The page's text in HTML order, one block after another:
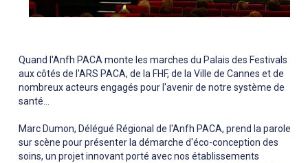
Quand l'Anfh PACA monte les marches du Palais des Festivals
aux côtés de l'ARS PACA, de la FHF, de la Ville de Cannes et de
nombreux acteurs engagés pour l'avenir de notre système de
santé...
Marc Dumon, Délégué Régional de l'Anfh PACA, prend la parole
sur scène pour présenter la démarche d'éco-conception des
soins, un projet innovant porté avec nos établissements